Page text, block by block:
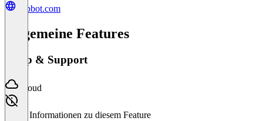
dubbot.com
Allgemeine Features
Setup & Support
Cloud
Keine Informationen zu diesem Feature